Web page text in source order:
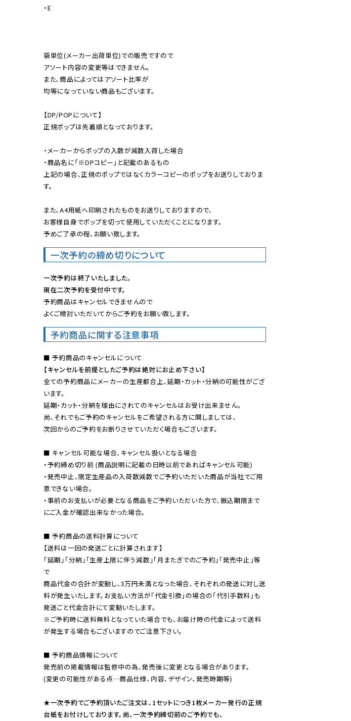
・E
袋単位(メーカー出荷単位)での販売ですので
アソート内容の変更等はできません。
また、商品によってはアソート比率が
均等になっていない商品もございます。
【DP/POPについて】
正規ポップは先着順となっております。
・メーカーからポップの入数が減数入荷した場合
・商品名に「※DPコピー」と記載のあるもの
上記の場合、正規のポップではなくカラーコピーのポップをお送りしておりま
す。
また、A4用紙へ印刷されたものをお送りしておりますので、
お客様自身でポップを切って使用していただくことになります。
予めご了承の程、お願い致します。
一次予約の締め切りについて
一次予約は終了いたしました。
現在二次予約を受付中です。
予約商品はキャンセルできませんので
よくご検討いただいてからご予約をお願い致します。
予約商品に関する注意事項
【キャンセルを前提としたご予約は絶対にお止め下さい】
全ての予約商品にメーカーの生産都合上、延期・カット・分納の可能性がござ
います。
延期・カット・分納を理由にされてのキャンセルはお受け出来ません。
尚、それでもご予約のキャンセルをご希望される方に関しましては、
次回からのご予約をお断りさせていただく場合もございます。
■ キャンセル可能な場合、キャンセル扱いとなる場合
・予約締め切り前 (商品説明に記載の日時以前であればキャンセル可能)
・発売中止、限定生産品の入荷数減数でご予約いただいた商品が当社でご用
意できない場合。
・事前のお支払いが必要となる商品をご予約いただいた方で、振込期限まで
にご入金が確認出来なかった場合。
■ 予約商品の送料計算について
【送料は一回の発送ごとに計算されます】
「延期」「分納」「生産上限に伴う減数」「月またぎでのご予約」「発売中止」等
で
商品代金の合計が変動し、3万円未満となった場合、それぞれの発送に対し送
料が発生いたします。お支払い方法が「代金引換」の場合の「代引手数料」も
※ご予約時に送料無料となっていた場合でも、お届け時の代金によって送料
が発生する場合もございますのでご注意下さい。
■ 予約商品情報について
発売前の掲載情報は監修中の為、発売後に変更となる場合があります。
(変更の可能性がある点…商品仕様、内容、デザイン、発売時期等)
★一次予約でご予約頂いたご注文は、1セットにつき1枚メーカー発行の正規
台紙をお付けしております。尚、一次予約締切前のご予約でも、